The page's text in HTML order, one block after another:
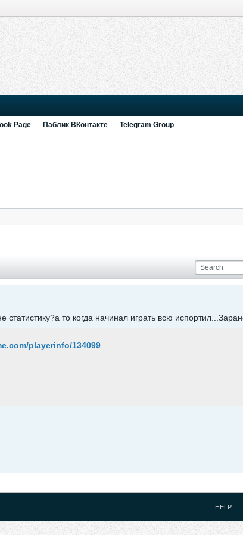
Page Паблик ВКонтакте Telegram Group
то когда начинал играть всю
playerinfo/134099
HELP